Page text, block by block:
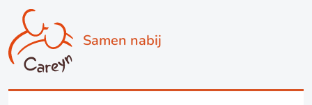
Samen nabij